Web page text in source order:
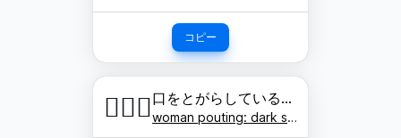
コピー
🙎🏿‍♀️ 口をとがらしている女性: 濃い肌色
woman pouting: dark skin tone